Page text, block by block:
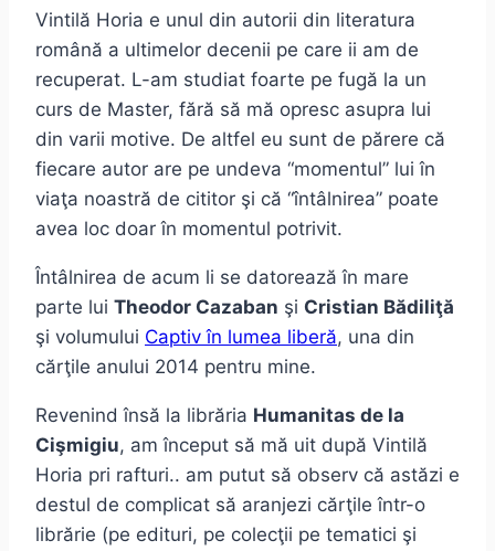
Vintilă Horia e unul din autorii din literatura
română a ultimelor decenii pe care ii am de
recuperat. L-am studiat foarte pe fugă la un
curs de Master, fără să mă opresc asupra lui
din varii motive. De altfel eu sunt de părere că
fiecare autor are pe undeva “momentul” lui în
viaţa noastră de cititor şi că “întâlnirea” poate
avea loc doar în momentul potrivit.
Întâlnirea de acum li se datorează în mare
parte lui Theodor Cazaban şi Cristian Bădiliţă
şi volumului Captiv în lumea liberă, una din
cărţile anului 2014 pentru mine.
Revenind însă la librăria Humanitas de la
Cişmigiu, am început să mă uit după Vintilă
Horia pri rafturi.. am putut să observ că astăzi e
destul de complicat să aranjezi cărţile într-o
librărie (pe edituri, pe colecţii pe tematici şi